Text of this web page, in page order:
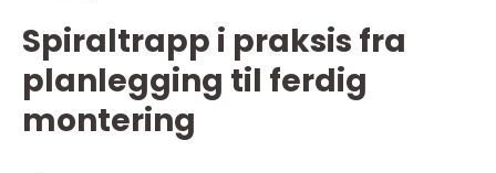
Spiraltrapp i praksis fra
planlegging til ferdig
montering